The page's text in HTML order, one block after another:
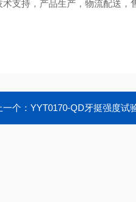
术支持，产品生产，物流配送，
一个： YYT0170-QD牙挺强度试